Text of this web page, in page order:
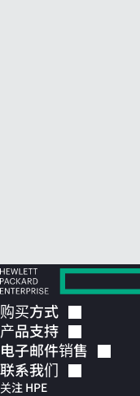
购买方式
产品支持
电子邮件销售
联系我们
关注 HPE